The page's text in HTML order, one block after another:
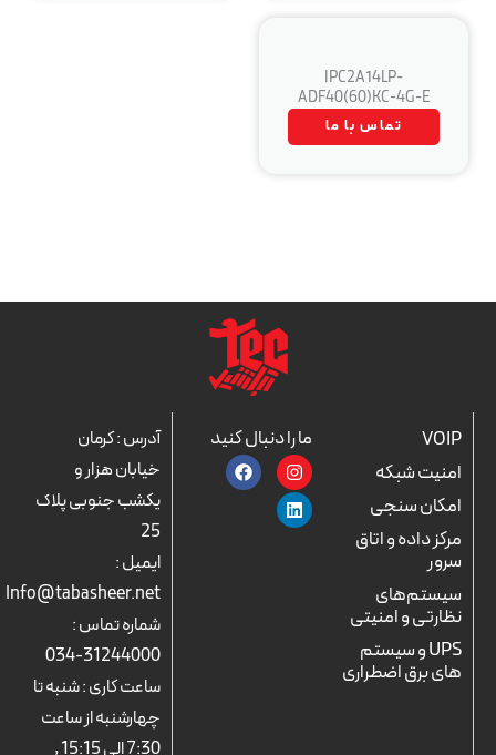
IPC2A14LP-
ADF40(60)KC-4G-E
تماس با ما
VOIP
امنیت شبکه
امکان سنجی
مرکز داده و اتاق
سرور
سیستم‌های
نظارتی و امنیتی
UPS و سیستم
های برق اضطراری
ما را دنبال کنید
I
n
s
t
a
F
a
c
L
i
n
k
e
آدرس : کرمان
خیابان هزار و
یکشب جنوبی پلاک
25
ایمیل :
Info@tabasheer.net
شماره تماس :
31244000-034
ساعت کاری : شنبه تا
چهارشنبه از ساعت
7:30 الی 15:15 ,